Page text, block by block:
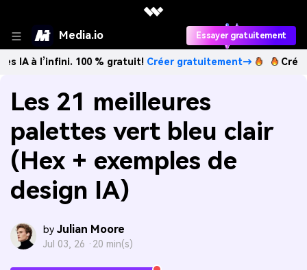
Media.io Essayer gratuitement
100 % gratuit!Créer gratuitement→ Créez des
Les 21 meilleures
palettes vert bleu clair
(Hex + exemples de
design IA)
by Julian Moore
Jul 03, 26 · 20 min(s)